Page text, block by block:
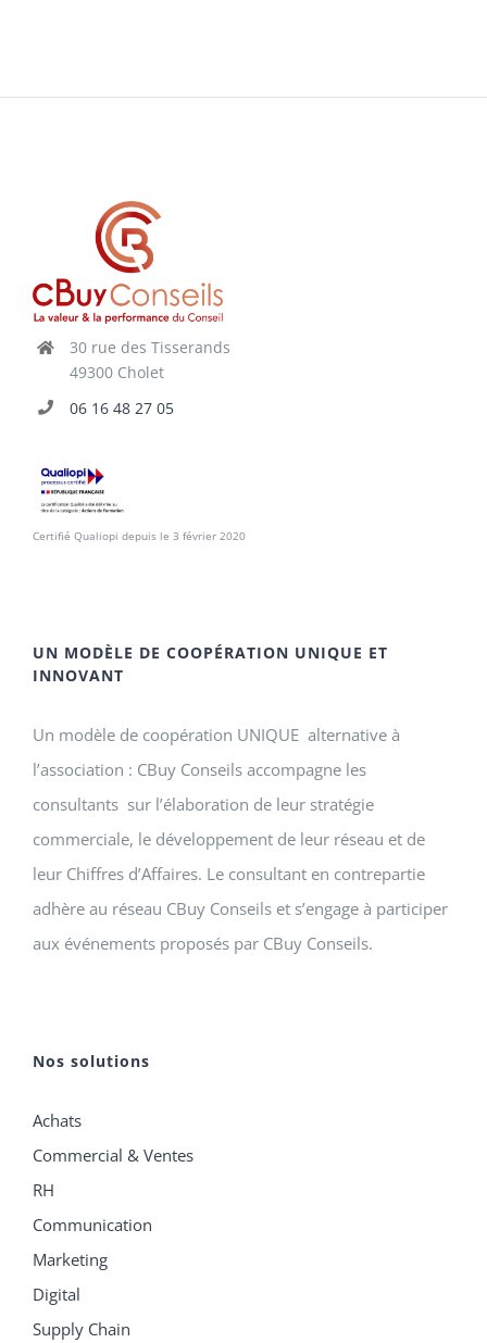
30 rue des Tisserands
49300 Cholet
06 16 48 27 05
Certifié Qualiopi depuis le 3 février 2020
UN MODÈLE DE COOPÉRATION UNIQUE ET
INNOVANT
Un modèle de coopération UNIQUE alternative à
l’association : CBuy Conseils accompagne les
consultants sur l’élaboration de leur stratégie
commerciale, le développement de leur réseau et de
leur Chiffres d’Affaires. Le consultant en contrepartie
adhère au réseau CBuy Conseils et s’engage à participer
aux événements proposés par CBuy Conseils.
Nos solutions
Achats
Commercial & Ventes
RH
Communication
Marketing
Digital
Supply Chain